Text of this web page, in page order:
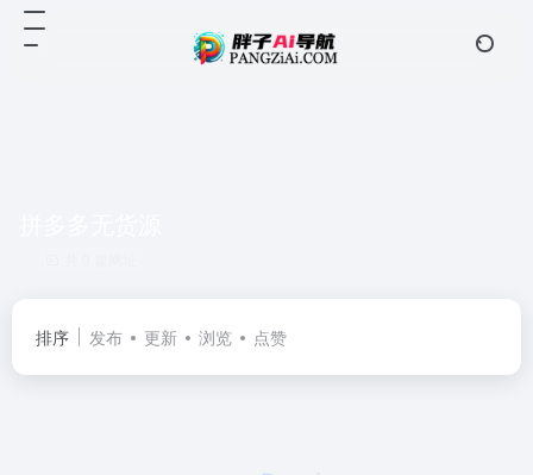
排序 发布 更新 浏览 点赞